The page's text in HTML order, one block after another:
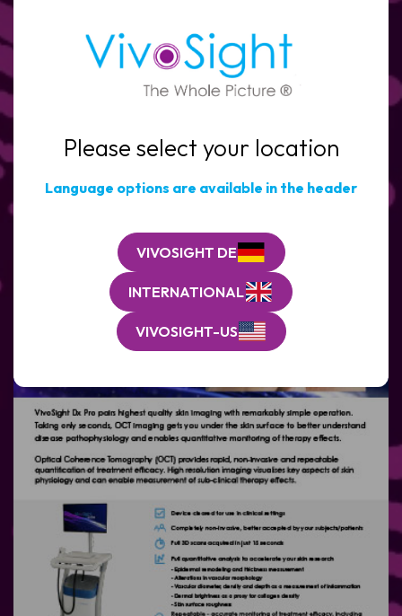
Please select your location
Language options are available in the header
VIVOSIGHT DE
INTERNATIONAL
VIVOSIGHT-US
Produktentwicklung
(Erforderlich)
Nachricht
Vollständiger
Organisation*
(Erforderlich)